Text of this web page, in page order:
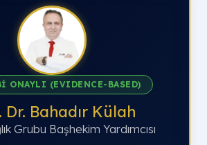
ONAYLI (EVIDENCE-BASED)
Dr. Bahadır Külah
Grubu Başhekim Yardımcısı